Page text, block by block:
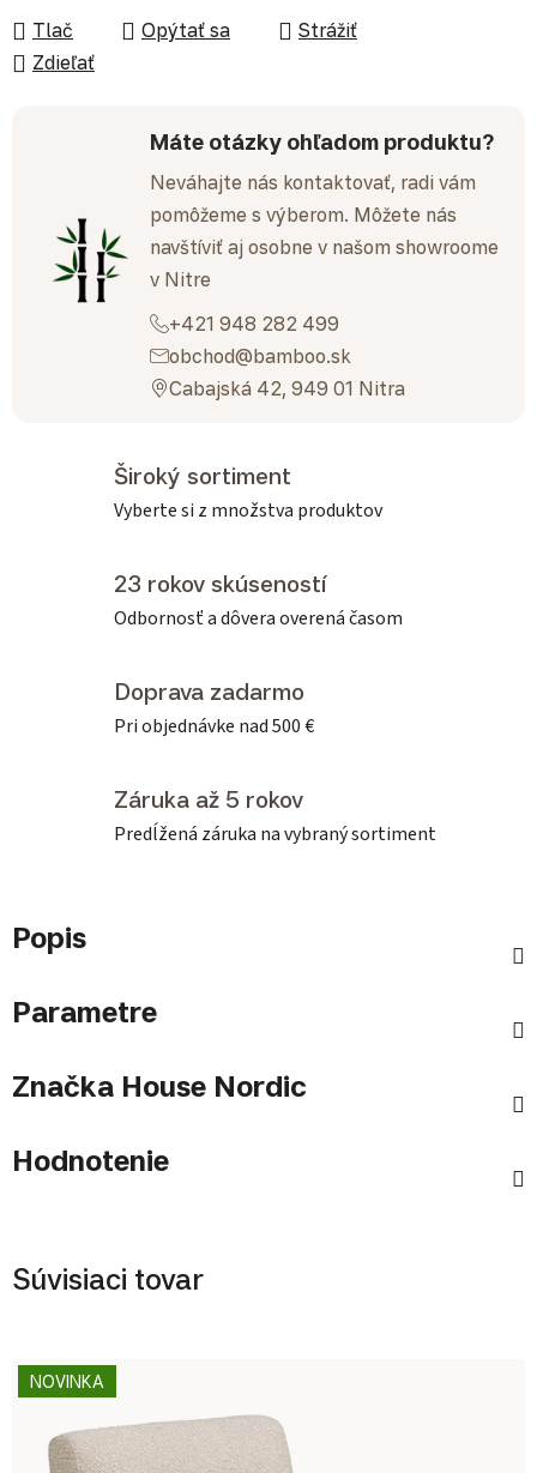
Tlač Opýtať sa
Strážiť
Zdieľať
Máte otázky ohľadom produktu?
Neváhajte nás kontaktovať, radi vám
pomôžeme s výberom. Môžete nás
navštíviť aj osobne v našom showroome
v Nitre
+421 948 282 499
obchod@bamboo.sk
Cabajská 42, 949 01 Nitra
Široký sortiment
Vyberte si z množstva produktov
23 rokov skúseností
Odbornosť a dôvera overená časom
Doprava zadarmo
Pri objednávke nad 500 €
Záruka až 5 rokov
Predĺžená záruka na vybraný sortiment
Popis
Parametre
Značka House Nordic
Hodnotenie
Súvisiaci tovar
NOVINKA